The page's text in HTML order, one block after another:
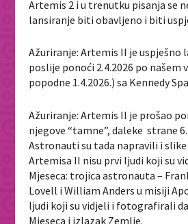
Artemis 2 i u trenutku pisanja se
lansiranje biti obavljeno i biti
Ažuriranje: Artemis II je uspješno
poslije ponoći 2.4.2026 po našem
popodne 1.4.2026.) sa Kennedy
Ažuriranje: Artemis II je prošao
njegove “tamne”, daleke strane
Astronauti su tada napravili i slike
Artemisa II nisu prvi ljudi koji su
Mjeseca: trojica astronauta –
Lovell i William Anders u misiji
ljudi koji su vidjeli i fotografirali
Mjeseca i izlazak Zemlje.